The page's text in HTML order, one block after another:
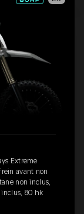
Extreme
avant non
non inclus,
inclus, 80 hk